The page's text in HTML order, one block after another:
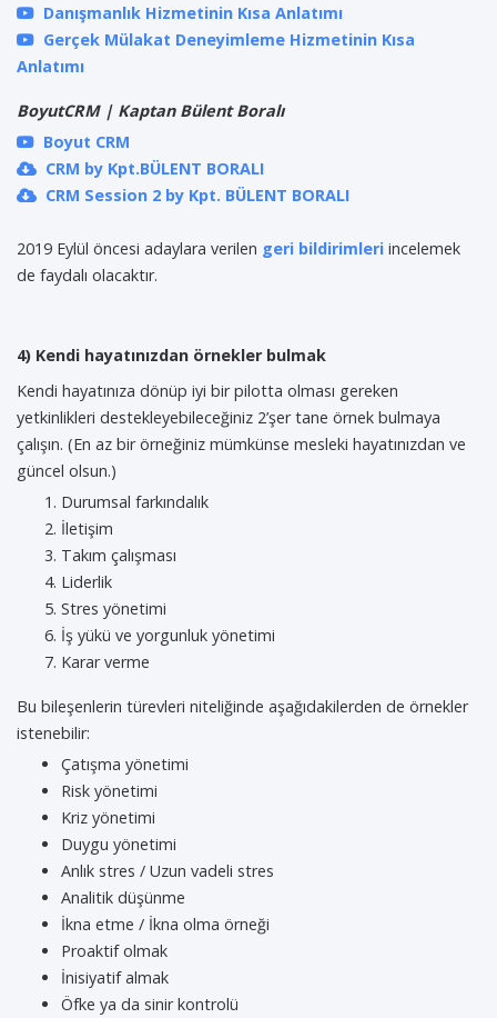
Danışmanlık Hizmetinin Kısa Anlatımı
Gerçek Mülakat Deneyimleme Hizmetinin Kısa
Anlatımı
BoyutCRM | Kaptan Bülent Boralı
Boyut CRM
CRM by Kpt.BÜLENT BORALI
CRM Session 2 by Kpt. BÜLENT BORALI
2019 Eylül öncesi adaylara verilen geri bildirimleri incelemek
de faydalı olacaktır.
4) Kendi hayatınızdan örnekler bulmak
Kendi hayatınıza dönüp iyi bir pilotta olması gereken
yetkinlikleri destekleyebileceğiniz 2’şer tane örnek bulmaya
çalışın. (En az bir örneğiniz mümkünse mesleki hayatınızdan ve
güncel olsun.)
Durumsal farkındalık
İletişim
Takım çalışması
Liderlik
Stres yönetimi
İş yükü ve yorgunluk yönetimi
Karar verme
Bu bileşenlerin türevleri niteliğinde aşağıdakilerden de örnekler
istenebilir:
Çatışma yönetimi
Risk yönetimi
Kriz yönetimi
Duygu yönetimi
Anlık stres / Uzun vadeli stres
Analitik düşünme
İkna etme / İkna olma örneği
Proaktif olmak
İnisiyatif almak
Öfke ya da sinir kontrolü